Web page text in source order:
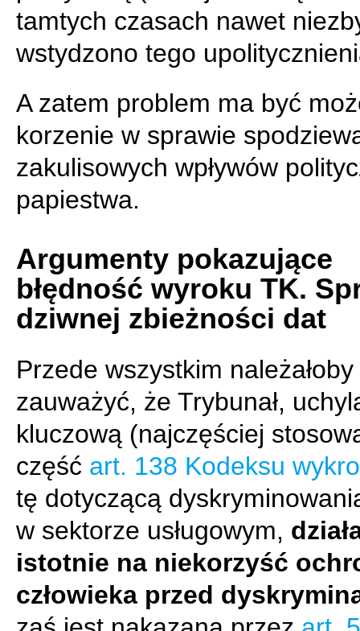
tamtych czasach nawet
wstydzono tego
A zatem problem ma być
korzenie w sprawie
zakulisowych wpływów
papiestwa.
Argumenty pokazujące
błędność wyroku TK.
dziwnej zbieżności dat
Przede wszystkim należałoby
zauważyć, że Trybunał,
kluczową (najczęściej
część art. 138 Kodeksu
tę dotyczącą
w sektorze usługowym,
istotnie na niekorzyść
człowieka przed